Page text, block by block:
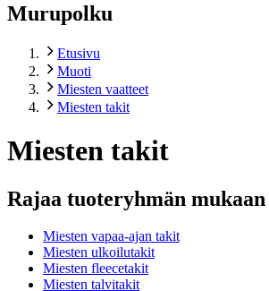
Murupolku
Etusivu
Muoti
Miesten vaatteet
Miesten takit
Miesten takit
Rajaa tuoteryhmän mukaan
Miesten vapaa-ajan takit
Miesten ulkoilutakit
Miesten fleecetakit
Miesten talvitakit